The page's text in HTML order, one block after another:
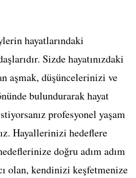
hayatlarındaki
Sizde hayatınızdaki
aşmak, düşüncelerinizi ve
bulundurarak hayat
profesyonel yaşam
Hayallerinizi hedeflere
doğru adım adım
olan, kendinizi keşfetmenize